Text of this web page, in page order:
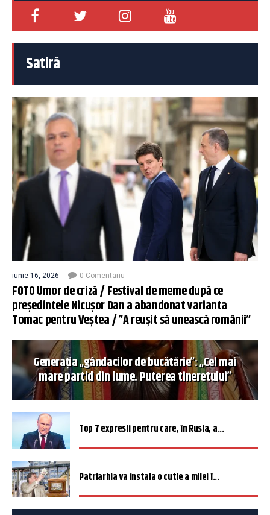
Satiră
iunie 16, 2026 0 Comentariu
FOTO Umor de criză / Festival de meme după ce
președintele Nicușor Dan a abandonat varianta
Tomac pentru Veștea / ”A reușit să unească românii”
Generația „gândacilor de bucătărie”: „Cel mai
mare partid din lume. Puterea tineretului”
Top 7 expresii pentru care, în Rusia, a...
Patriarhia va instala o cutie a milei î...